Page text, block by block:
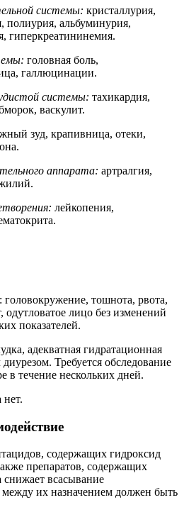
системы: кристаллурия,
полиурия, альбуминурия,
гиперкреатининемия.
головная боль,
галлюцинации.
системы: тахикардия,
васкулит.
зуд, крапивница, отеки,
аппарата: артралгия,
лейкопения,
головокружение, тошнота, рвота,
одутловатое лицо без изменений
показателей.
адекватная гидратационная
Требуется обследование
в течение нескольких дней.
нет.
содержащих гидроксид
препаратов, содержащих
снижает всасывание
их назначением должен быть